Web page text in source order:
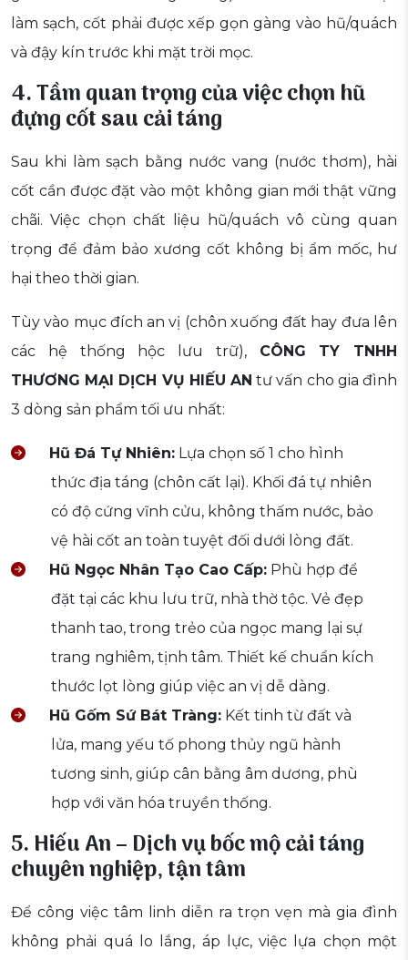
làm sạch, cốt phải được xếp gọn gàng vào hũ/quách
và đậy kín trước khi mặt trời mọc.
4. Tầm quan trọng của việc chọn hũ
đựng cốt sau cải táng
Sau khi làm sạch bằng nước vang (nước thơm), hài
cốt cần được đặt vào một không gian mới thật vững
chãi. Việc chọn chất liệu hũ/quách vô cùng quan
trọng để đảm bảo xương cốt không bị ẩm mốc, hư
hại theo thời gian.
Tùy vào mục đích an vị (chôn xuống đất hay đưa lên
các hệ thống hộc lưu trữ), CÔNG TY TNHH
THƯƠNG MẠI DỊCH VỤ HIẾU AN tư vấn cho gia đình
3 dòng sản phẩm tối ưu nhất:
Hũ Đá Tự Nhiên: Lựa chọn số 1 cho hình
thức địa táng (chôn cất lại). Khối đá tự nhiên
có độ cứng vĩnh cửu, không thấm nước, bảo
vệ hài cốt an toàn tuyệt đối dưới lòng đất.
Hũ Ngọc Nhân Tạo Cao Cấp: Phù hợp để
đặt tại các khu lưu trữ, nhà thờ tộc. Vẻ đẹp
thanh tao, trong trẻo của ngọc mang lại sự
trang nghiêm, tịnh tâm. Thiết kế chuẩn kích
thước lọt lòng giúp việc an vị dễ dàng.
Hũ Gốm Sứ Bát Tràng: Kết tinh từ đất và
lửa, mang yếu tố phong thủy ngũ hành
tương sinh, giúp cân bằng âm dương, phù
hợp với văn hóa truyền thống.
5. Hiếu An – Dịch vụ bốc mộ cải táng
chuyên nghiệp, tận tâm
Để công việc tâm linh diễn ra trọn vẹn mà gia đình
không phải quá lo lắng, áp lực, việc lựa chọn một